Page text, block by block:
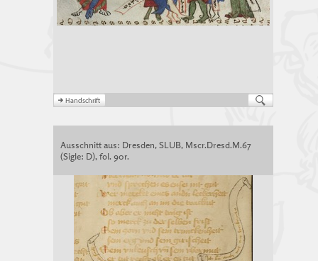
Ausschnitt aus: Dresden, SLUB, Mscr.Dresd.M.67
(Sigle: D), fol. 90r.